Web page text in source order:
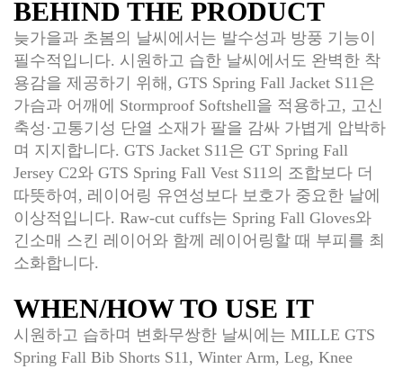
BEHIND THE PRODUCT
늦가을과 초봄의 날씨에서는 발수성과 방풍 기능이
필수적입니다. 시원하고 습한 날씨에서도 완벽한 착
용감을 제공하기 위해, GTS Spring Fall Jacket S11은
가슴과 어깨에 Stormproof Softshell을 적용하고, 고신
축성·고통기성 단열 소재가 팔을 감싸 가볍게 압박하
며 지지합니다. GTS Jacket S11은 GT Spring Fall
Jersey C2와 GTS Spring Fall Vest S11의 조합보다 더
따뜻하여, 레이어링 유연성보다 보호가 중요한 날에
이상적입니다. Raw-cut cuffs는 Spring Fall Gloves와
긴소매 스킨 레이어와 함께 레이어링할 때 부피를 최
소화합니다.
WHEN/HOW TO USE IT
시원하고 습하며 변화무쌍한 날씨에는 MILLE GTS
Spring Fall Bib Shorts S11, Winter Arm, Leg, Knee